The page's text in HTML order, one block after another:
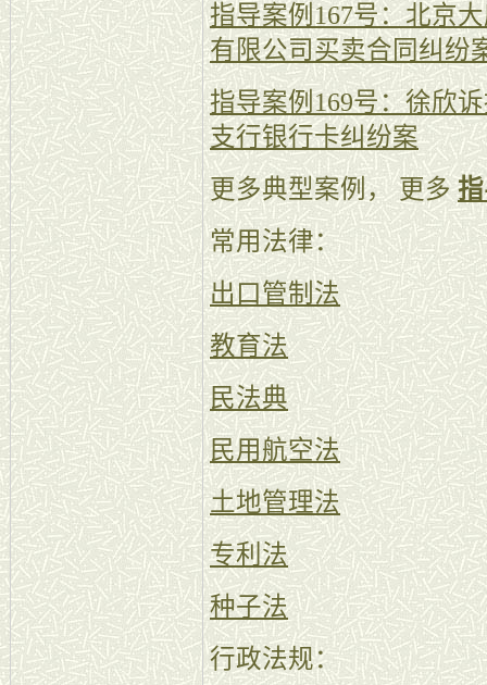
指导案例167号：北京
有限公司买卖合同纠纷
指导案例169号：徐欣
支行银行卡纠纷案
更多典型案例， 更多
常用法律：
出口管制法
教育法
民法典
民用航空法
土地管理法
专利法
种子法
行政法规：